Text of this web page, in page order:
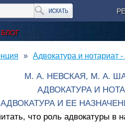
БЛОГ
Адвокатура и нотариат
М. А. НЕВСКАЯ, М. А.
АДВОКАТУРА И
АДВОКАТУРА И ЕЕ
что роль адвокатуры